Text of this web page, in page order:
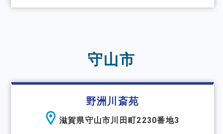
守山市
野洲川斎苑
滋賀県守山市川田町2230番地3